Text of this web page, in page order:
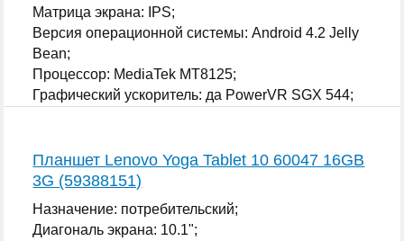
Матрица экрана: IPS;
Версия операционной системы: Android 4.2 Jelly
Bean;
Процессор: MediaTek MT8125;
Графический ускоритель: да PowerVR SGX 544;
Планшет Lenovo Yoga Tablet 10 60047 16GB
3G (59388151)
Назначение: потребительский;
Диагональ экрана: 10.1";